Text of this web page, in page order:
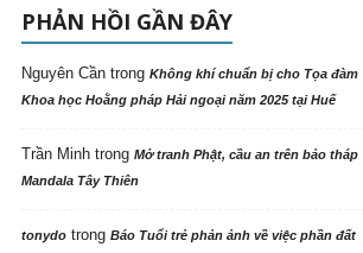
PHẢN HỒI GẦN ĐÂY
Nguyên Cầntrong Không khí chuẩn bị cho Tọa đàm
Khoa học Hoằng pháp Hải ngoại năm 2025 tại Huế
Trần Minhtrong Mở tranh Phật, cầu an trên bảo tháp
Mandala Tây Thiên
tonydotrong Báo Tuổi trẻ phản ảnh về việc phần đất